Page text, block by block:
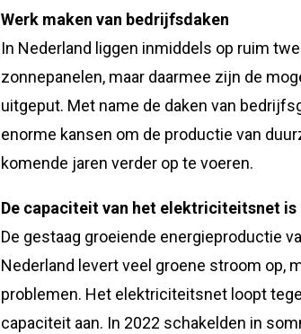
Werk maken van bedrijfsdaken
In Nederland liggen inmiddels op ruim
zonnepanelen, maar daarmee zijn de
uitgeput. Met name de daken van
enorme kansen om de productie van
komende jaren verder op te voeren.
De capaciteit van het elektriciteitsnet is
De gestaag groeiende energieproductie
Nederland levert veel groene stroom op,
problemen. Het elektriciteitsnet loopt
capaciteit aan. In 2022 schakelden in